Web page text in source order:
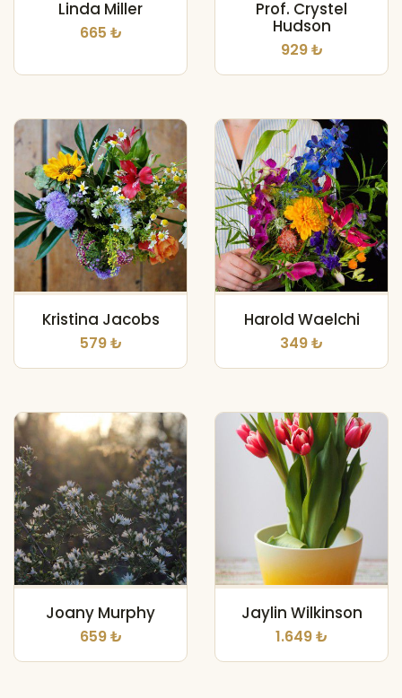
Linda Miller
665 ₺
Prof. Crystel
Hudson
929 ₺
Kristina Jacobs
579 ₺
Harold Waelchi
349 ₺
Joany Murphy
659 ₺
Jaylin Wilkinson
1.649 ₺